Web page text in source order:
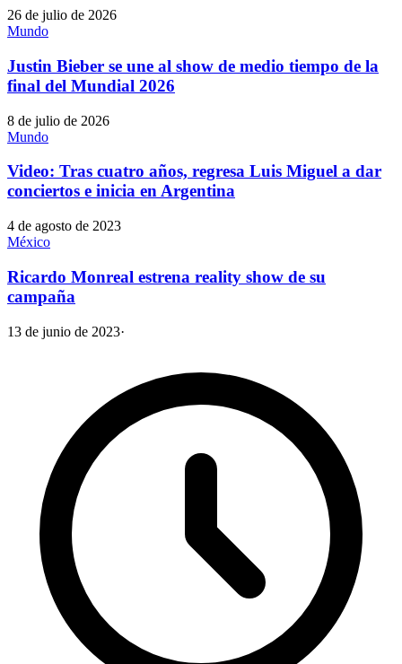
26 de julio de 2026
Mundo
Justin Bieber se une al show de medio tiempo de la
final del Mundial 2026
8 de julio de 2026
Mundo
Video: Tras cuatro años, regresa Luis Miguel a dar
conciertos e inicia en Argentina
4 de agosto de 2023
México
Ricardo Monreal estrena reality show de su
campaña
13 de junio de 2023·